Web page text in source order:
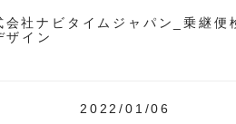
2022/01/06